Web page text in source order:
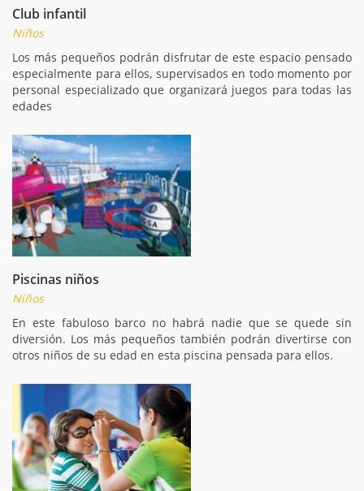
Club infantil
Niños
Los más pequeños podrán disfrutar de este espacio pensado
especialmente para ellos, supervisados en todo momento por
personal especializado que organizará juegos para todas las
edades
Piscinas niños
Niños
En este fabuloso barco no habrá nadie que se quede sin
diversión. Los más pequeños también podrán divertirse con
otros niños de su edad en esta piscina pensada para ellos.